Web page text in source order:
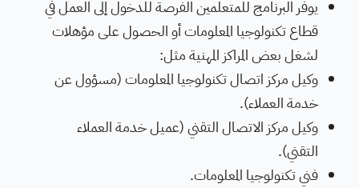
يوفر البرنامج للمتعلمين الفرصة للدخول إلى العمل في
قطاع تكنولوجيا المعلومات أو الحصول على مؤهلات
لشغل بعض المراكز المهنية مثل:
وكيل مركز اتصال تكنولوجيا المعلومات (مسؤول عن
خدمة العملاء).
وكيل مركز الاتصال التقني (عميل خدمة العملاء
التقني).
فني تكنولوجيا المعلومات.